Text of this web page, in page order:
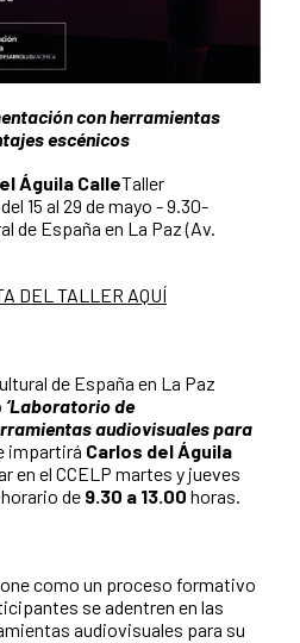
con herramientas
escénicos
Águila CalleTaller
15 al 29 de mayo - 9.30-
de España en La Paz (Av.
DEL TALLER AQUÍ
de España en La Paz
‘Laboratorio de
audiovisuales para
impartirá Carlos del Águila
en el CCELP martes y jueves
horario de 9.30 a 13.00 horas.
como un proceso formativo
se adentren en las
audiovisuales para su